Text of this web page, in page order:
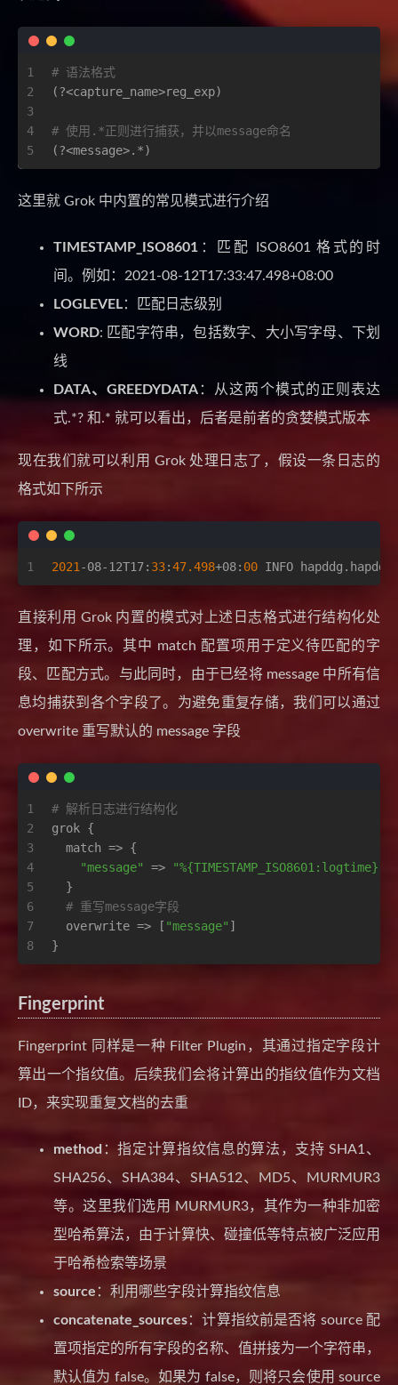
1
2
3
4
5
# 语法格式
(?<capture_name>reg_exp)
# 使用.*正则进行捕获，并以message命名
(?<message>.*)
这里就 Grok 中内置的常见模式进行介绍
TIMESTAMP_ISO8601 ：匹配 ISO8601 格式的时
间。例如：2021-08-12T17:33:47.498+08:00
LOGLEVEL：匹配日志级别
WORD: 匹配字符串，包括数字、大小写字母、下划
线
DATA、GREEDYDATA ：从这两个模式的正则表达
式.*? 和.* 就可以看出，后者是前者的贪婪模式版本
现在我们就可以利用 Grok 处理日志了，假设一条日志的
格式如下所示
1 2021 -08-12T17: 33:47.498+08: 00 INFO
直接利用 Grok 内置的模式对上述日志格式进行结构化处
理，如下所示。其中 match 配置项用于定义待匹配的字
段、匹配方式。与此同时，由于已经将 message 中所有信
息均捕获到各个字段了。为避免重复存储，我们可以通过
overwrite 重写默认的 message 字段
1
2
3
4
5
6
7
8
# 解析日志进行结构化
grok {
  match => {
"message"
=>
"%{TIMESTAMP_ISO8601:logtime}
  }
# 重写message字段
  overwrite => [
"message" ]
}
Fingerprint
Fingerprint 同样是一种 Filter Plugin，其通过指定字段计
算出一个指纹值。后续我们会将计算出的指纹值作为文档
ID，来实现重复文档的去重
method ：指定计算指纹信息的算法，支持 SHA1、
SHA256、SHA384、SHA512、MD5、MURMUR3
等。这里我们选用 MURMUR3，其作为一种非加密
型哈希算法，由于计算快、碰撞低等特点被广泛应用
于哈希检索等场景
source ：利用哪些字段计算指纹信息
concatenate_sources：计算指纹前是否将 source 配
置项指定的所有字段的名称、值拼接为一个字符串，
默认值为 false。如果为 false，则将只会使用 source